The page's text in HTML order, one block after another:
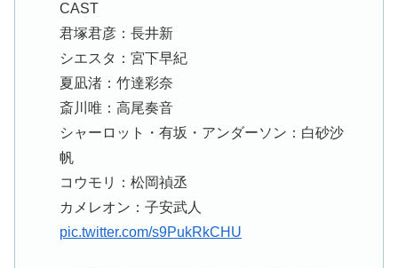
CAST
君塚君彦：長井新
シエスタ：宮下早紀
夏凪渚：竹達彩奈
斎川唯：高尾奏音
シャーロット・有坂・アンダーソン：白砂沙
帆
コウモリ：松岡禎丞
カメレオン：子安武人
pic.twitter.com/s9PukRkCHU